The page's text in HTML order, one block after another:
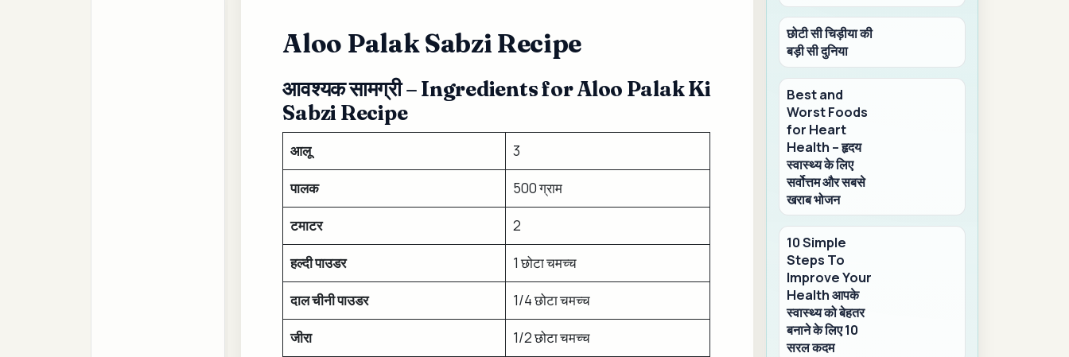
Aloo Palak Sabzi Recipe
आवश्यक सामग्री – Ingredients for Aloo Palak Ki
Sabzi Recipe
आलू 3
पालक 500 ग्राम
टमाटर 2
हल्दी पाउडर 1 छोटा चमच्च
दाल चीनी पाउडर 1/4 छोटा चमच्च
जीरा 1/2 छोटा चमच्च
छोटी सी चिड़ीया की
बड़ी सी दुनिया
Best and
Worst Foods
for Heart
Health – हृदय
स्वास्थ्य के लिए
सर्वोत्तम और सबसे
खराब भोजन
10 Simple
Steps To
Improve Your
Health आपके
स्वास्थ्य को बेहतर
बनाने के लिए 10
सरल कदम